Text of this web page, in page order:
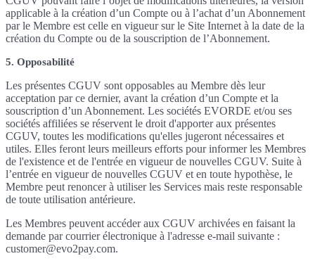
applicable à la création d’un Compte ou à l’achat d’un Abonnement
par le Membre est celle en vigueur sur le Site Internet à la date de la
création du Compte ou de la souscription de l’Abonnement.
5. Opposabilité
Les présentes CGUV sont opposables au Membre dès leur
acceptation par ce dernier, avant la création d’un Compte et la
souscription d’un Abonnement. Les sociétés EVORDE et/ou ses
sociétés affiliées se réservent le droit d'apporter aux présentes
CGUV, toutes les modifications qu'elles jugeront nécessaires et
utiles. Elles feront leurs meilleurs efforts pour informer les Membres
de l'existence et de l'entrée en vigueur de nouvelles CGUV. Suite à
l’entrée en vigueur de nouvelles CGUV et en toute hypothèse, le
Membre peut renoncer à utiliser les Services mais reste responsable
de toute utilisation antérieure.
Les Membres peuvent accéder aux CGUV archivées en faisant la
demande par courrier électronique à l'adresse e-mail suivante :
customer@evo2pay.com.